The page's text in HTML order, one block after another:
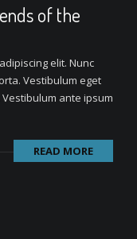
of the
elit. Nunc
Vestibulum eget
ante ipsum
READ MORE